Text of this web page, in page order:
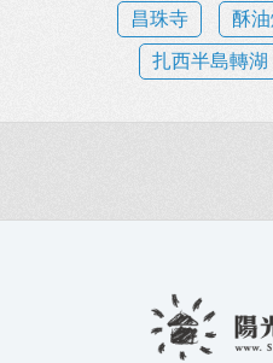
昌珠寺 酥
扎西半島轉湖